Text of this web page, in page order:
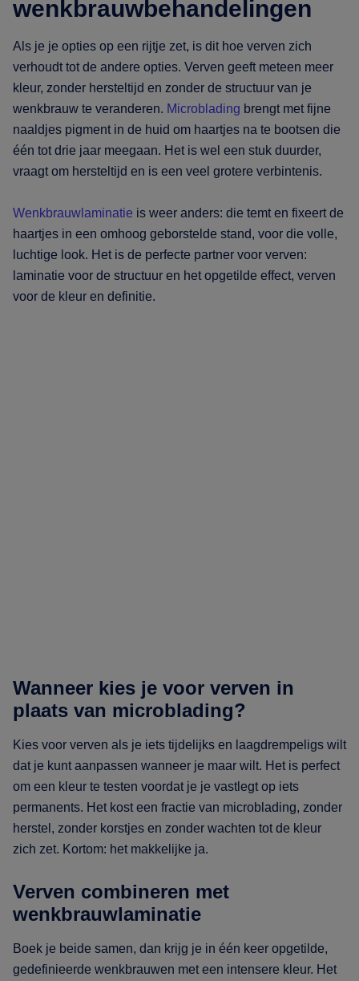
wenkbrauwbehandelingen
Als je je opties op een rijtje zet, is dit hoe verven zich
verhoudt tot de andere opties. Verven geeft meteen meer
kleur, zonder hersteltijd en zonder de structuur van je
wenkbrauw te veranderen. Microblading brengt met fijne
naaldjes pigment in de huid om haartjes na te bootsen die
één tot drie jaar meegaan. Het is wel een stuk duurder,
vraagt om hersteltijd en is een veel grotere verbintenis.
Wenkbrauwlaminatie is weer anders: die temt en fixeert de
haartjes in een omhoog geborstelde stand, voor die volle,
luchtige look. Het is de perfecte partner voor verven:
laminatie voor de structuur en het opgetilde effect, verven
voor de kleur en definitie.
Wanneer kies je voor verven in
plaats van microblading?
Kies voor verven als je iets tijdelijks en laagdrempeligs wilt
dat je kunt aanpassen wanneer je maar wilt. Het is perfect
om een kleur te testen voordat je je vastlegt op iets
permanents. Het kost een fractie van microblading, zonder
herstel, zonder korstjes en zonder wachten tot de kleur
zich zet. Kortom: het makkelijke ja.
Verven combineren met
wenkbrauwlaminatie
Boek je beide samen, dan krijg je in één keer opgetilde,
gedefinieerde wenkbrauwen met een intensere kleur. Het